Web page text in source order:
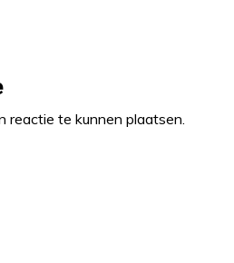
reactie te kunnen plaatsen.